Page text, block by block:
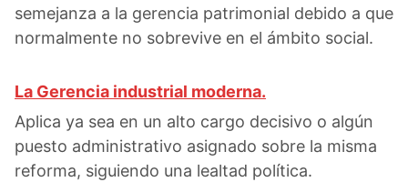
semejanza a la gerencia patrimonial debido a que
normalmente no sobrevive en el ámbito social.
La Gerencia industrial moderna.
Aplica ya sea en un alto cargo decisivo o algún
puesto administrativo asignado sobre la misma
reforma, siguiendo una lealtad política.